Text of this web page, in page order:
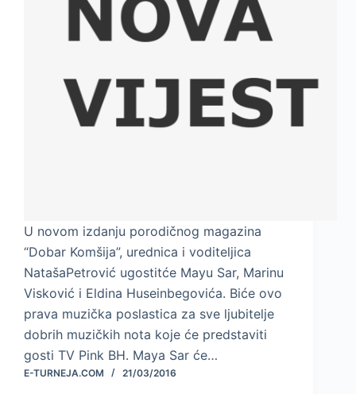
U novom izdanju porodičnog magazina
“Dobar Komšija”, urednica i voditeljica
NatašaPetrović ugostitće Mayu Sar, Marinu
Visković i Eldina Huseinbegovića. Biće ovo
prava muzička poslastica za sve ljubitelje
dobrih muzičkih nota koje će predstaviti
gosti TV Pink BH. Maya Sar će…
E-TURNEJA.COM 21/03/2016